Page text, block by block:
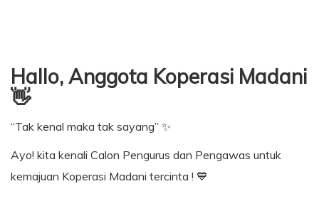
Hallo, Anggota Koperasi Madani
👋
“Tak kenal maka tak sayang” ✨
Ayo! kita kenali Calon Pengurus dan Pengawas untuk
kemajuan Koperasi Madani tercinta ! 💙